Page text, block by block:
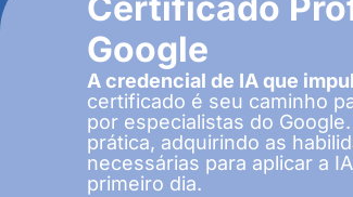
Google
A credencial de IA que
certificado é seu caminho
por especialistas do
prática, adquirindo as
necessárias para aplicar a
primeiro dia.